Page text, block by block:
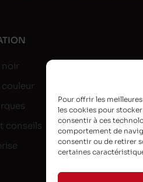
Pour offrir les
les cookies pour
consentir à ces
comportement de
consentir ou de retirer
certaines
noir
couleur
conseils